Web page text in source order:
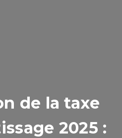
de la taxe
2025 :